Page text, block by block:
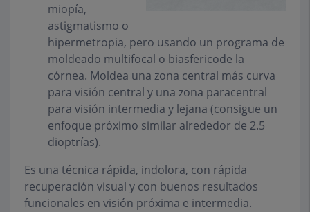
miopía,
astigmatismo o
hipermetropia, pero usando un programa de
moldeado multifocal o biasfericode la
córnea. Moldea una zona central más curva
para visión central y una zona paracentral
para visión intermedia y lejana (consigue un
enfoque próximo similar alrededor de 2.5
dioptrías).
Es una técnica rápida, indolora, con rápida
recuperación visual y con buenos resultados
funcionales en visión próxima e intermedia.